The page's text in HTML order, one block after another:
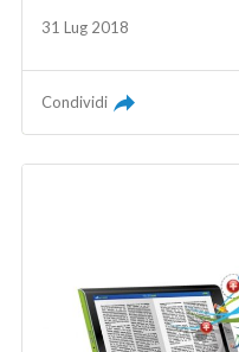
31 Lug 2018
Condividi